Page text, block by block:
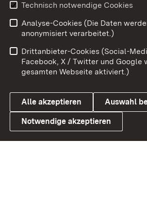
Link zum Landesportal
Impressum
Kontakt
Barrierefreiheit
Cookies
Technisch notwendige Cookies
Analyse-Cookies (Die Daten
anonymisiert verarbeitet.)
Drittanbieter-Cookies (Social-
Facebook, X / Twitter und Google
gesamten Webseite aktiviert.)
Alle akzeptieren Auswahl
Notwendige akzeptieren